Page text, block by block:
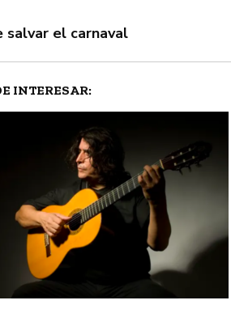
salvar el carnaval
INTERESAR: